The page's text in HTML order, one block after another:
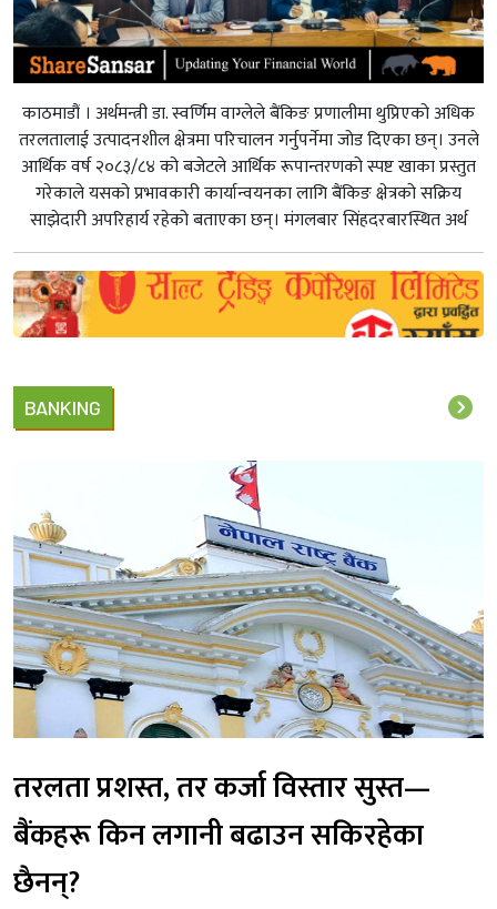
काठमाडौं । अर्थमन्त्री डा. स्वर्णिम वाग्लेले बैंकिङ प्रणालीमा थुप्रिएको अधिक
तरलतालाई उत्पादनशील क्षेत्रमा परिचालन गर्नुपर्नेमा जोड दिएका छन्। उनले
आर्थिक वर्ष २०८३/८४ को बजेटले आर्थिक रूपान्तरणको स्पष्ट खाका प्रस्तुत
गरेकाले यसको प्रभावकारी कार्यान्वयनका लागि बैंकिङ क्षेत्रको सक्रिय
साझेदारी अपरिहार्य रहेको बताएका छन्। मंगलबार सिंहदरबारस्थित अर्थ
BANKING
तरलता प्रशस्त, तर कर्जा विस्तार सुस्त—
बैंकहरू किन लगानी बढाउन सकिरहेका
छैनन्?